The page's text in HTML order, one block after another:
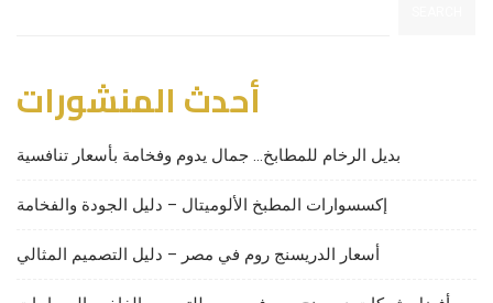
أحدث المنشورات
بديل الرخام للمطابخ… جمال يدوم وفخامة بأسعار تنافسية
إكسسوارات المطبخ الألوميتال – دليل الجودة والفخامة
أسعار الدريسنج روم في مصر – دليل التصميم المثالي